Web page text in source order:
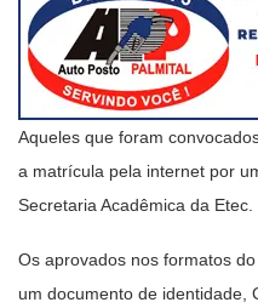
Aqueles que foram
a matrícula pela internet por
Secretaria Acadêmica da Etec.
Os aprovados nos formatos
um documento de identidade,